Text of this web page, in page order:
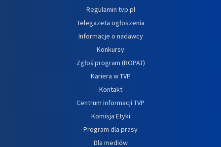
Regulamin tvp.pl
Telegazeta ogłoszenia
Informacje o nadawcy
Konkursy
Zgłoś program (ROPAT)
Kariera w TVP
Kontakt
Centrum informacji TVP
Komisja Etyki
Program dla prasy
Dla mediów